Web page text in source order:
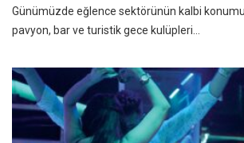
Günümüzde eğlence sektörünün kalbi
pavyon, bar ve turistik gece kulüpleri…